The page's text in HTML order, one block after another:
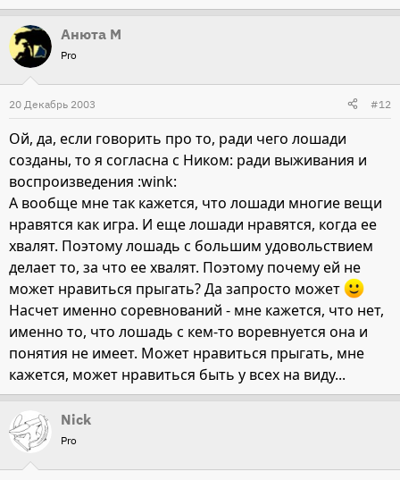
Анюта М
Pro
20 Декабрь 2003 #12
Ой, да, если говорить про то, ради чего лошади
созданы, то я согласна с Ником: ради выживания и
воспроизведения :wink:
А вообще мне так кажется, что лошади многие вещи
нравятся как игра. И еще лошади нравятся, когда ее
хвалят. Поэтому лошадь с большим удовольствием
делает то, за что ее хвалят. Поэтому почему ей не
может нравиться прыгать? Да запросто может
Насчет именно соревнований - мне кажется, что нет,
именно то, что лошадь с кем-то воревнуется она и
понятия не имеет. Может нравиться прыгать, мне
кажется, может нравиться быть у всех на виду...
Nick
Pro